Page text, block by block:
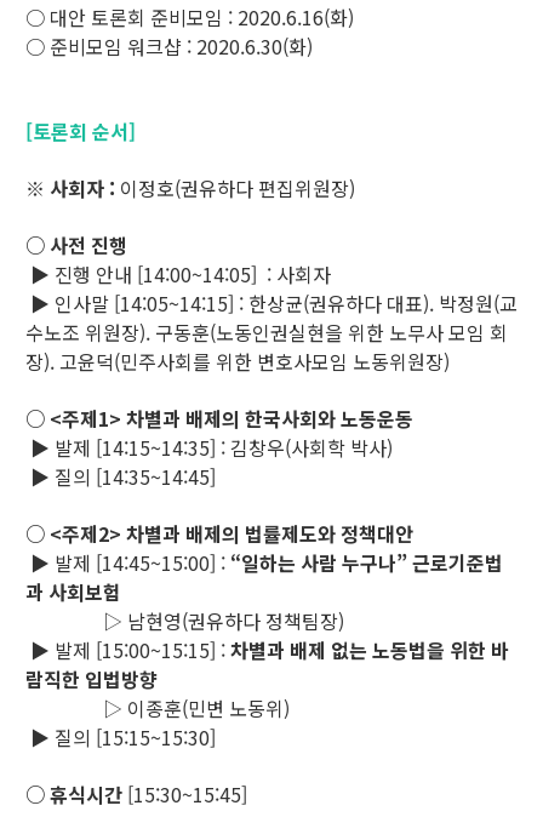
○ 대안 토론회 준비모임 : 2020.6.16(화)
○ 준비모임 워크샵 : 2020.6.30(화)
[토론회 순서]
※ 사회자 : 이정호(권유하다 편집위원장)
○ 사전 진행
▶ 진행 안내 [14:00~14:05] : 사회자
▶ 인사말 [14:05~14:15] : 한상균(권유하다 대표). 박정원(교
수노조 위원장). 구동훈(노동인권실현을 위한 노무사 모임 회
장). 고윤덕(민주사회를 위한 변호사모임 노동위원장)
○ <주제1> 차별과 배제의 한국사회와 노동운동
▶ 발제 [14:15~14:35] : 김창우(사회학 박사)
▶ 질의 [14:35~14:45]
○ <주제2> 차별과 배제의 법률제도와 정책대안
▶ 발제 [14:45~15:00] : “일하는 사람 누구나” 근로기준법
과 사회보험
▷ 남현영(권유하다 정책팀장)
▶ 발제 [15:00~15:15] :차별과 배제 없는 노동법을 위한 바
람직한 입법방향
▷ 이종훈(민변 노동위)
▶ 질의 [15:15~15:30]
○ 휴식시간 [15:30~15:45]